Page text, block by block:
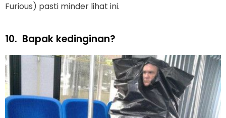
Furious) pasti minder lihat ini.
10. Bapak kedinginan?